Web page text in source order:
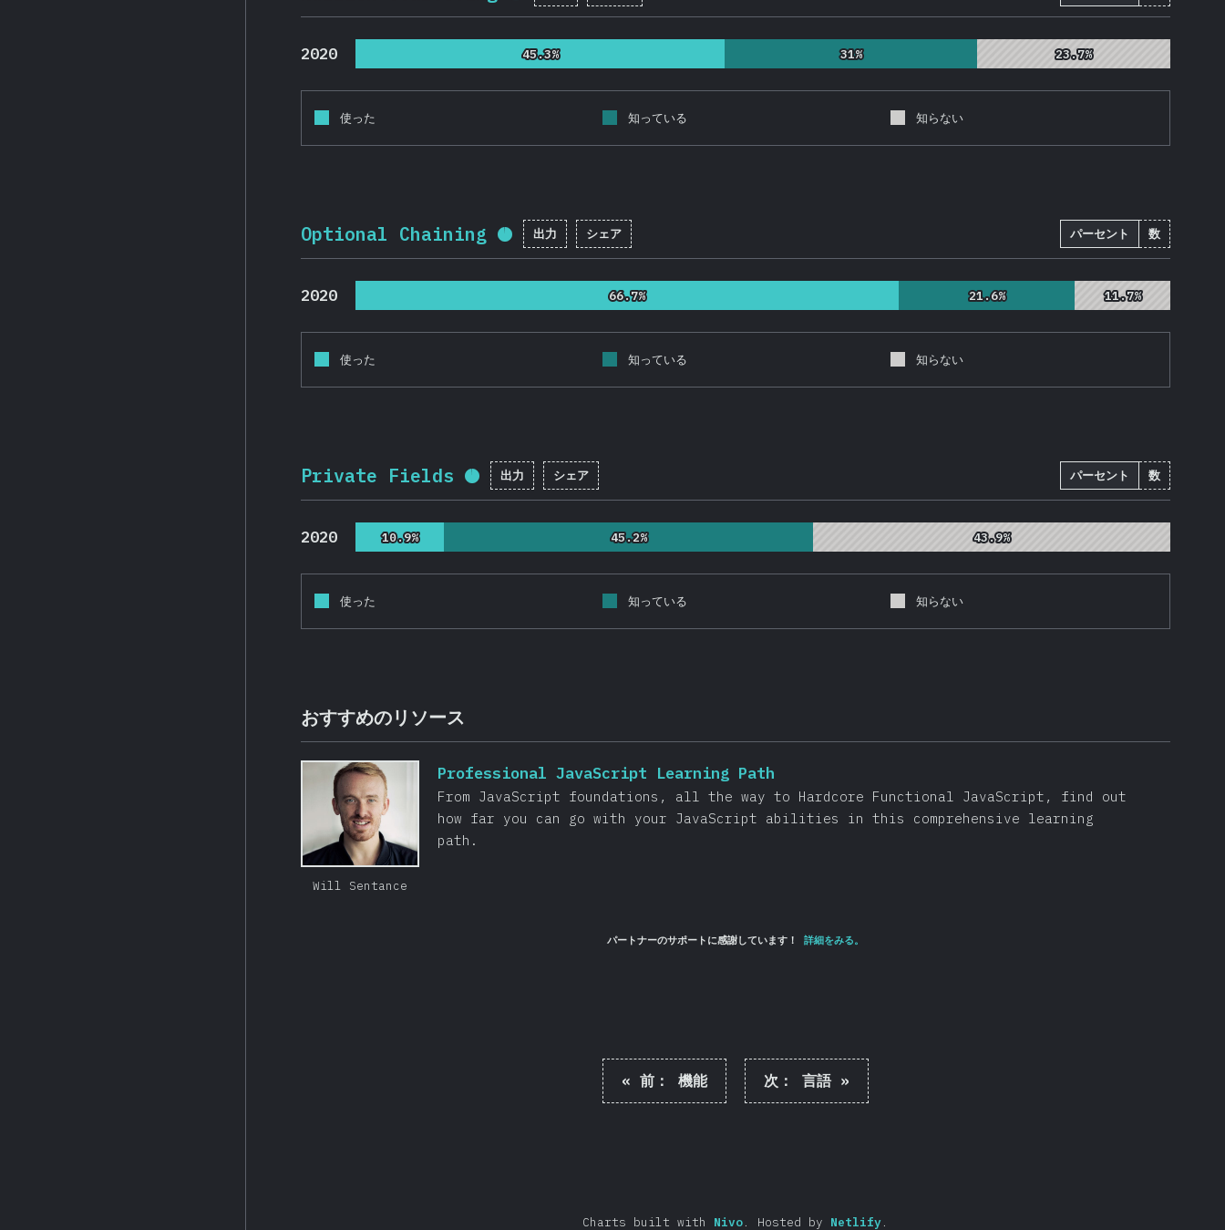
2020 45.3%
45.3% 31%
31% 23.7%
23.7%
使った 知っている 知らない
Optional Chaining 回答記入率： 95.7
出力 シェア パーセント 数
2020 66.7%
66.7% 21.6%
21.6% 11.7%
11.7%
使った 知っている 知らない
Private Fields 回答記入率： 95.9
出力 シェア パーセント 数
2020 10.9%
10.9% 45.2%
45.2% 43.9%
43.9%
使った 知っている 知らない
おすすめのリソース
Will Sentance
Professional JavaScript Learning Path
From JavaScript foundations, all the way to Hardcore Functional JavaScript, find out
how far you can go with your JavaScript abilities in this comprehensive learning
path.
パートナーのサポートに感謝しています！ 詳細をみる。
« 前： 機能 次： 言語»
Charts built with Nivo. Hosted by Netlify.